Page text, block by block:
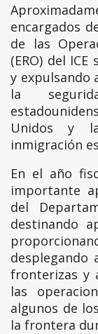
encargados
de las
(ERO) del
y expulsando
la
Unidos y
inmigración
En el año
importante
del
destinando
desplegando
fronterizas y
las
algunos de
la frontera